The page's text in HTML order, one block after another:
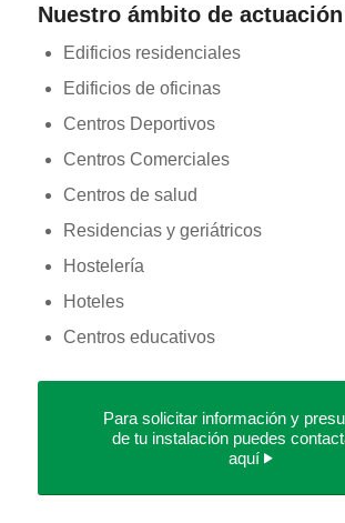
Nuestro ámbito de
Edificios residenciales
Edificios de oficinas
Centros Deportivos
Centros Comerciales
Centros de salud
Residencias y geriátricos
Hostelería
Hoteles
Centros educativos
Para solicitar información y
de tu instalación puedes
aquí